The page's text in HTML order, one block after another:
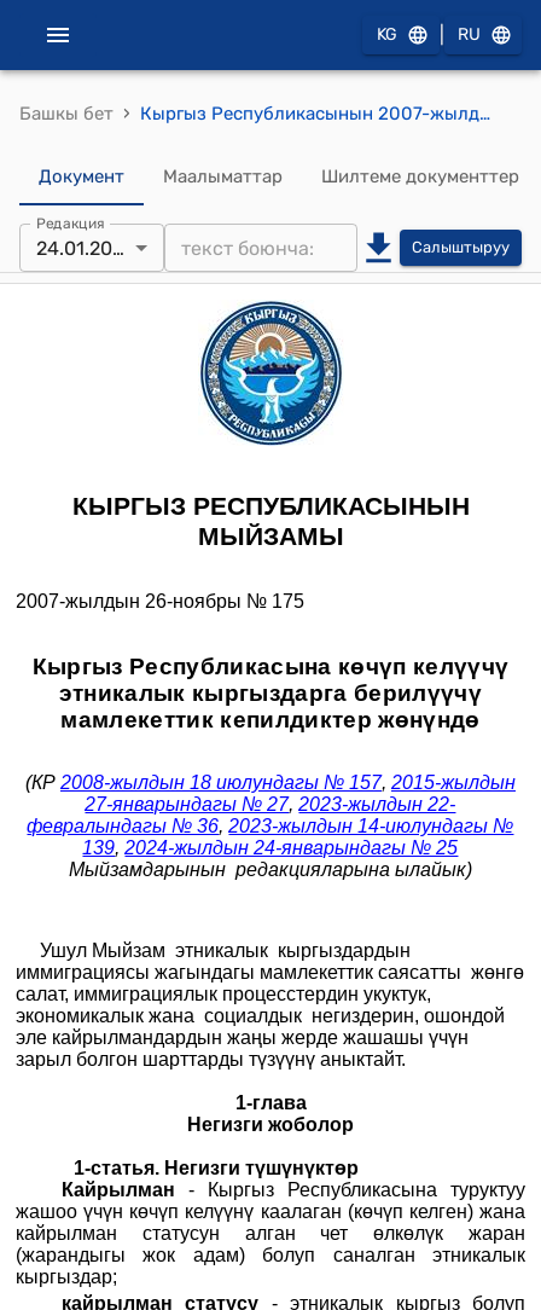
KG RU
Башкы бет › Кыргыз Республикасынын 2007-жылдын 26-ноябрындагы № 175 "Кыргыз Республикасына көчүп келүүчү этникалык кыргыздарга берилүүчү мамлекеттик кепилдиктер жөнүндө" Мыйзамы
Документ Маалыматтар Шилтеме документтер
Редакция
24.01.2024 Салыштыруу